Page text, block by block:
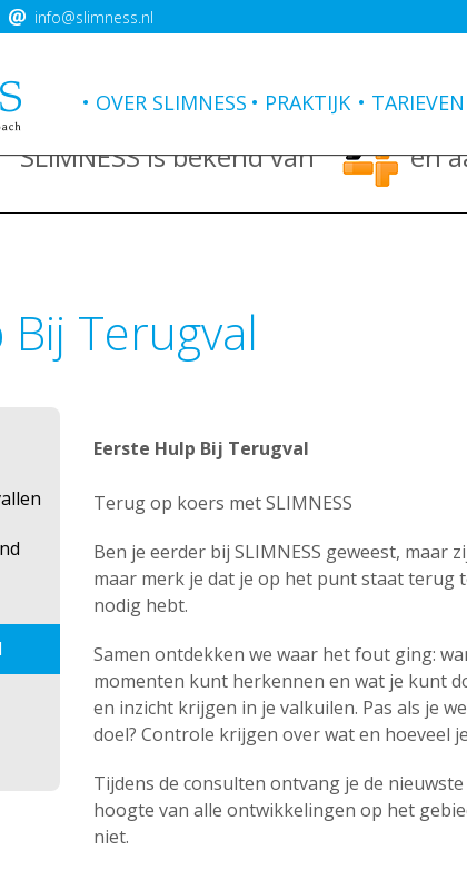
info@slimness.nl
OVER SLIMNESS PRAKTIJK TARIEVEN
SLIMNESS is bekend van en
Terugval
Eerste Hulp Bij Terugval
Terug op koers met SLIMNESS
Ben je eerder bij SLIMNESS geweest, maar
maar merk je dat je op het punt staat terug
nodig hebt.
Samen ontdekken we waar het fout ging:
momenten kunt herkennen en wat je kunt
en inzicht krijgen in je valkuilen. Pas als je
doel? Controle krijgen over wat en hoeveel
Tijdens de consulten ontvang je de
hoogte van alle ontwikkelingen op het
niet.